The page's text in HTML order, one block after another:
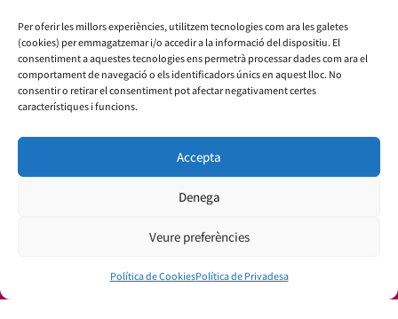
Per oferir les millors experiències, utilitzem tecnologies com ara les galetes
(cookies) per emmagatzemar i/o accedir a la informació del dispositiu. El
consentiment a aquestes tecnologies ens permetrà processar dades com ara el
comportament de navegació o els identificadors únics en aquest lloc. No
consentir o retirar el consentiment pot afectar negativament certes
característiques i funcions.
Accepta
Denega
Veure preferències
Política de CookiesPolítica de Privadesa